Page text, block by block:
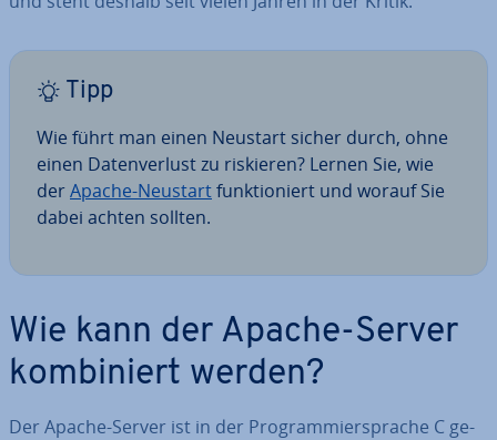
Tipp
Wie führt man einen Neustart sicher durch, ohne
einen Da­ten­ver­lust zu riskieren? Lernen Sie, wie
derApache-Neustartfunk­tio­niert und worauf Sie
dabei achten sollten.
Wie kann der Apache-Server
kom­bi­niert werden?
Der Apache-Server ist in der Pro­gram­mier­spra­che C ge­